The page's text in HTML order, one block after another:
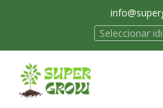
Seleccionar